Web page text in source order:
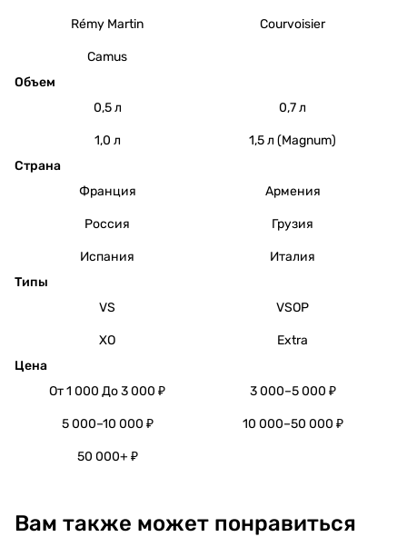
Rémy Martin Courvoisier
Camus
Объем
0,5 л
0,7 л
1,0 л
1,5 л (Magnum)
Страна
Франция
Армения
Россия Грузия
Испания
Италия
Типы
VS
VSOP
XO
Extra
Цена
От 1 000 До 3 000 ₽
3 000–5 000 ₽
5 000–10 000 ₽ 10 000–50 000 ₽
50 000+ ₽
Вам также может понравиться